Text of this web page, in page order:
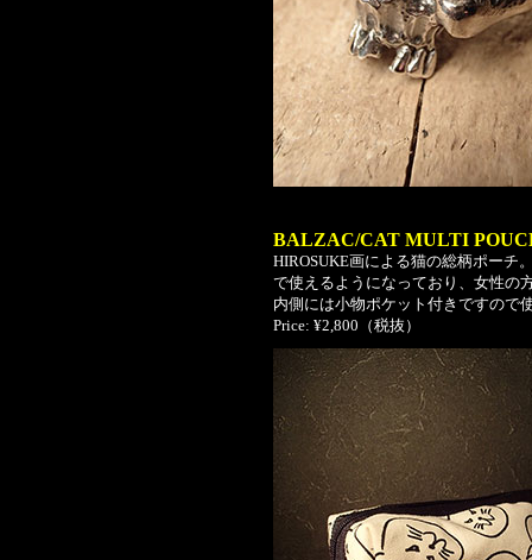
BALZAC/CAT MULTI
HIROSUKE画による猫の総柄ポーチ
で使えるようになっており、女性の
内側には小物ポケット付きですので
Price: ¥2,800（税抜）